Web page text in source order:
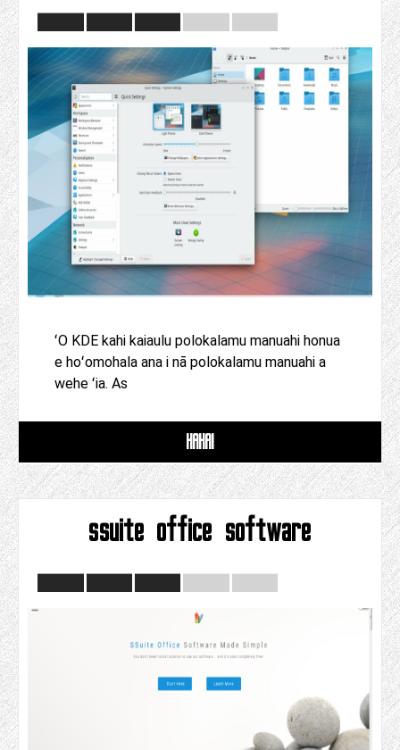
ʻO KDE kahi kaiaulu polokalamu manuahi honua
e hoʻomohala ana i nā polokalamu manuahi a
wehe ʻia. As
HAHAI
ssuite office software